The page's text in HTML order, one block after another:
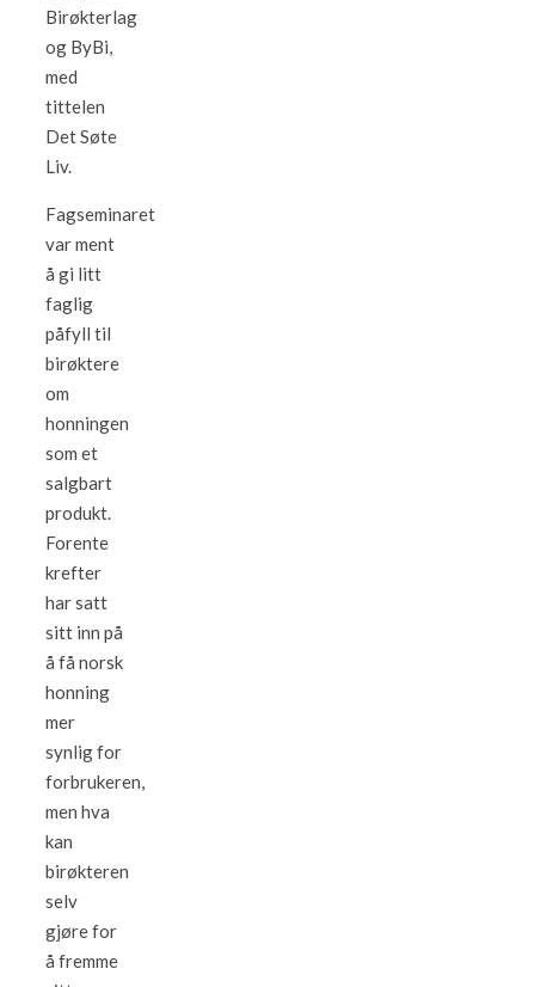
Birøkterlag
og ByBi,
med
tittelen
Det Søte
Liv.
Fagseminaret
var ment
å gi litt
faglig
påfyll til
birøktere
om
honningen
som et
salgbart
produkt.
Forente
krefter
har satt
sitt inn på
å få norsk
honning
mer
synlig for
forbrukeren,
men hva
kan
birøkteren
selv
gjøre for
å fremme